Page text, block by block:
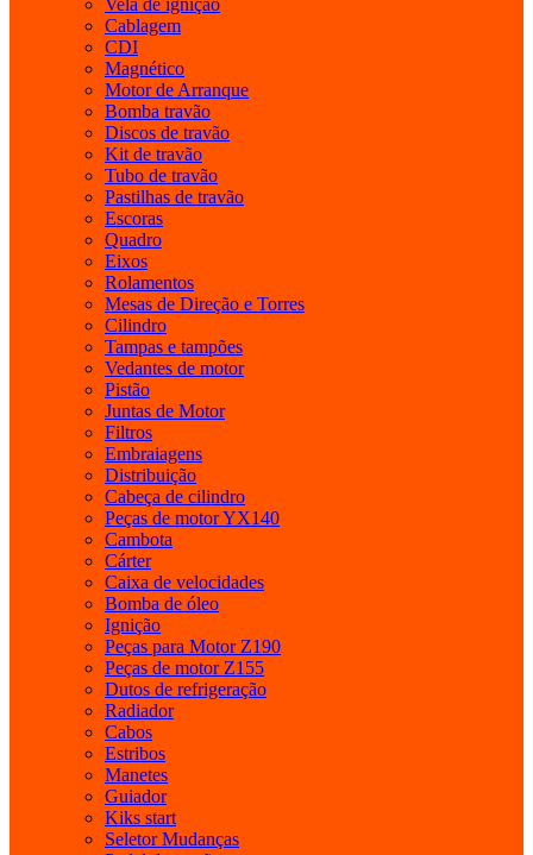
Cablagem
CDI
Magnético
Motor de Arranque
Bomba travão
Discos de travão
Kit de travão
Tubo de travão
Pastilhas de travão
Escoras
Quadro
Eixos
Rolamentos
Mesas de Direção e Torres
Cilindro
Tampas e tampões
Vedantes de motor
Pistão
Juntas de Motor
Filtros
Embraiagens
Distribuição
Cabeça de cilindro
Peças de motor YX140
Cambota
Cárter
Caixa de velocidades
Bomba de óleo
Ignição
Peças para Motor Z190
Peças de motor Z155
Dutos de refrigeração
Radiador
Cabos
Estribos
Manetes
Guiador
Kiks start
Seletor Mudanças